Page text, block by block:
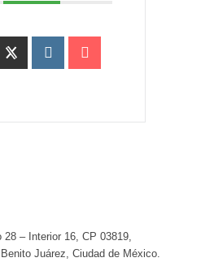
28 – Interior 16, CP 03819,
Juárez, Ciudad de México.